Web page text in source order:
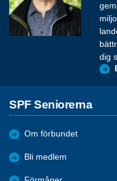
dig
SPF Seniorerna
Om förbundet
Bli medlem